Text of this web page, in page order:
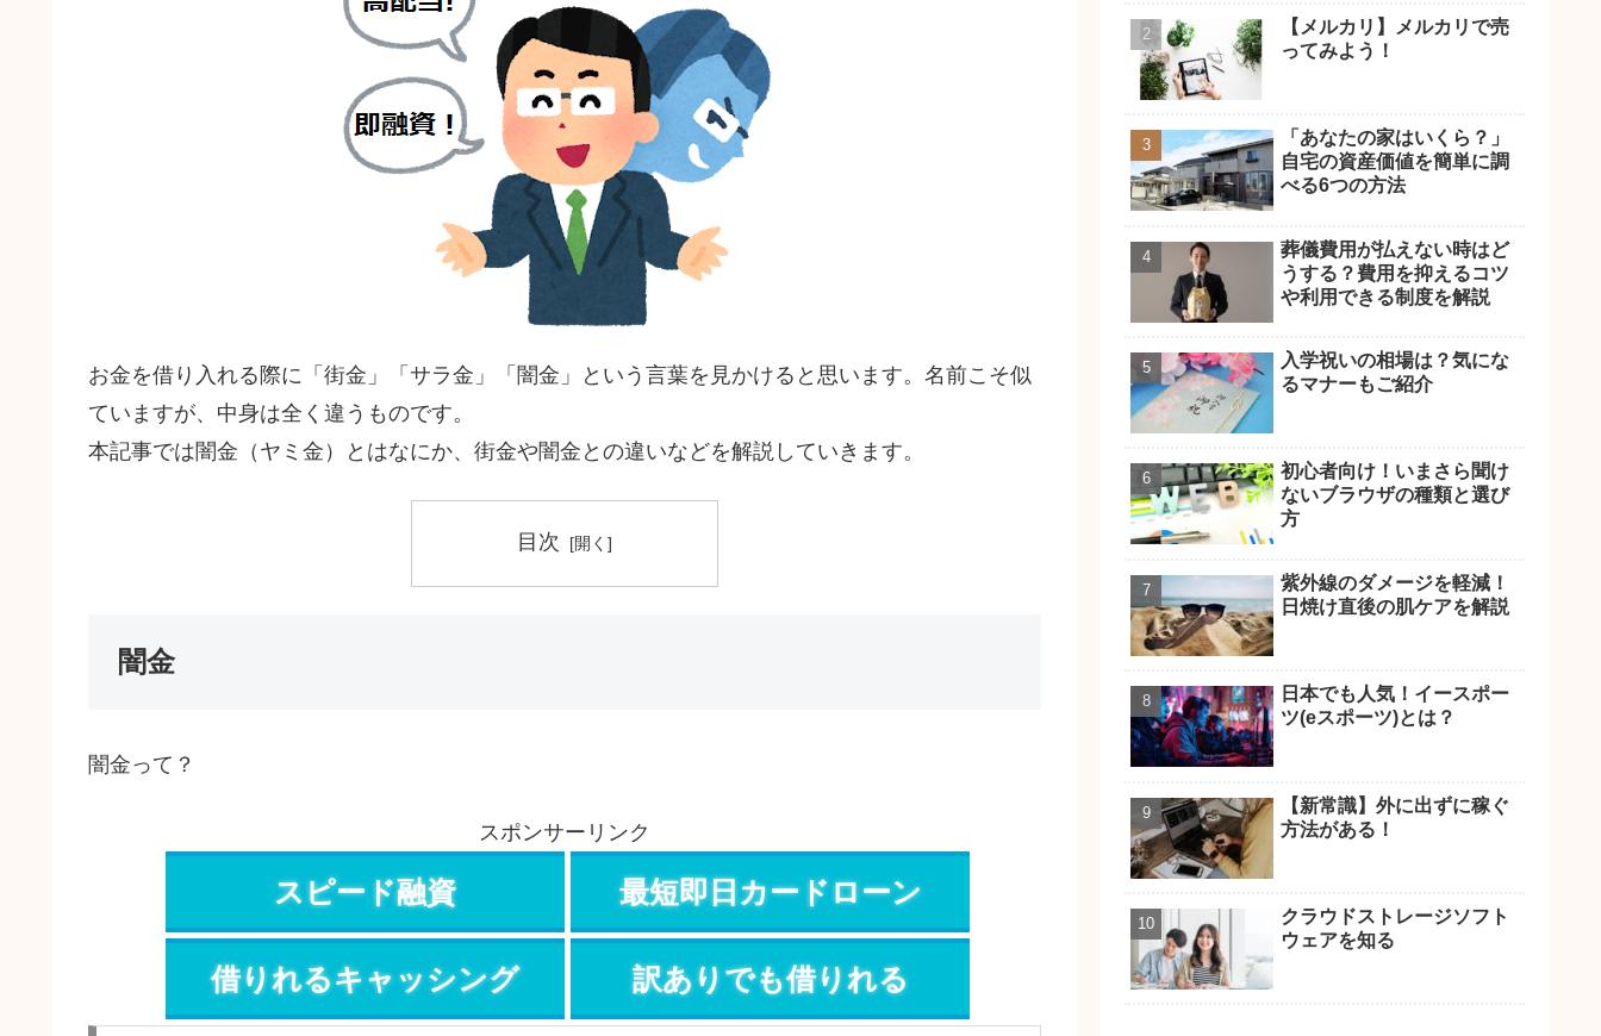
お金を借り入れる際に「街金」「サラ金」「闇金」という言葉を見かけると思います。名前こそ似
ていますが、中身は全く違うものです。
本記事では闇金（ヤミ金）とはなにか、街金や闇金との違いなどを解説していきます。
目次
闇金
闇金って？
スポンサーリンク
スピード融資 最短即日カードローン
借りれるキャッシング 訳ありでも借りれる
【メルカリ】メルカリで売
ってみよう！
「あなたの家はいくら？」
自宅の資産価値を簡単に調
べる6つの方法
葬儀費用が払えない時はど
うする？費用を抑えるコツ
や利用できる制度を解説
入学祝いの相場は？気にな
るマナーもご紹介
初心者向け！いまさら聞け
ないブラウザの種類と選び
方
紫外線のダメージを軽減！
日焼け直後の肌ケアを解説
日本でも人気！イースポー
ツ(eスポーツ)とは？
【新常識】外に出ずに稼ぐ
方法がある！
クラウドストレージソフト
ウェアを知る